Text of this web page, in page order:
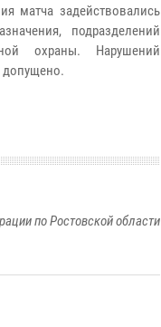
матча задействовались
подразделений
охраны. Нарушений
допущено.
по Ростовской области